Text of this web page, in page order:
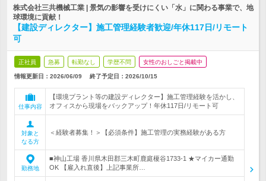
株式会社三共機械工業 | 景気の影響を受けにくい「水」に関わる事業で、地
球環境に貢献！
【建設ディレクター】施工管理経験者歓迎/年休117日/リモート
可
正社員 急募 転勤なし 学歴不問 女性のおしごと掲載中
情報更新日：2026/06/09 終了予定日： 2026/10/15
仕事内容
【環境プラント等の建設ディレクター】施工管理経験を活かし、
オフィスから現場をバックアップ！年休117日/リモート可
対象と
なる方
＜経験者募集！＞【必須条件】施工管理の実務経験がある方
勤務地
■神山工場 香川県木田郡三木町鹿庭榎谷1733-1 ★マイカー通勤
OK 【雇入れ直後】上記事業所…